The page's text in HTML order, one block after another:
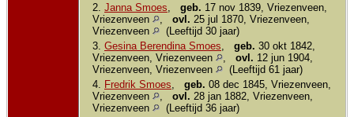
2. Janna Smoes geb. 17 nov 1839, Vriezenveen,
Vriezenveen
ovl. 25 jul 1870, Vriezenveen,
Vriezenveen
(Leeftijd 30 jaar)
3. Gesina Berendina Smoes geb. 30 okt 1842,
Vriezenveen, Vriezenveen
ovl. 12 jun 1904,
Vriezenveen, Vriezenveen
(Leeftijd 61 jaar)
4.
Fredrik Smoes geb. 08 dec 1845, Vriezenveen,
Vriezenveen
ovl. 28 jan 1882, Vriezenveen,
Vriezenveen
(Leeftijd 36 jaar)